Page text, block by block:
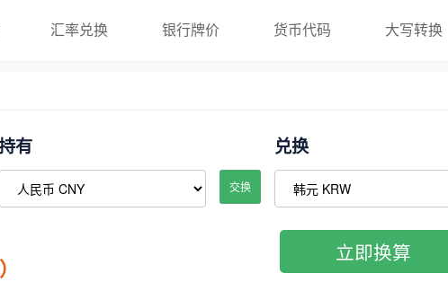
汇率兑换 银行牌价 货币代码 大写转换
有
交换
兑换
立即换算